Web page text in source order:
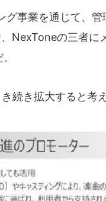
事業を通じて、管
NexToneの三者に
続き拡大すると考え